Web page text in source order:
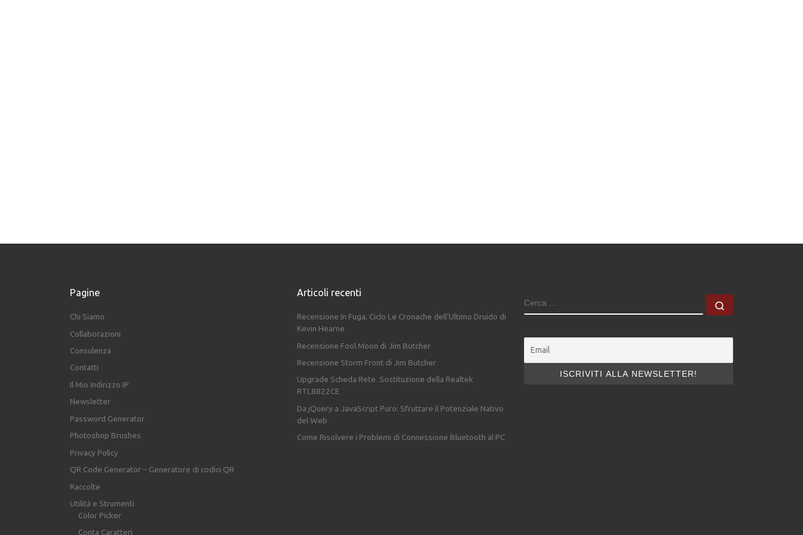
Pagine
Chi Siamo
Collaborazioni
Consulenza
Contatti
Il Mio Indirizzo IP
Newsletter
Password Generator
Photoshop Brushes
Privacy Policy
QR Code Generator – Generatore di codici QR
Raccolte
Utilità e Strumenti
Color Picker
Conta Caratteri
Articoli recenti
Recensione In Fuga. Ciclo Le Cronache dell’Ultimo Druido di
Kevin Hearne
Recensione Fool Moon di Jim Butcher
Recensione Storm Front di Jim Butcher
Upgrade Scheda Rete. Sostituzione della Realtek
RTL8822CE
Da jQuery a JavaScript Puro: Sfruttare il Potenziale Nativo
del Web
Come Risolvere i Problemi di Connessione Bluetooth al PC
CERCA